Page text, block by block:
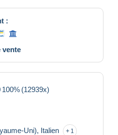
:
vente
100% (12939x)
Uni), Italien 1